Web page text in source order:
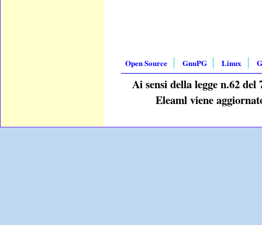
Open Source GnuPG Linux
Ai sensi della legge n.62
Eleaml viene